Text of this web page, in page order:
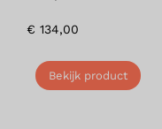
€ 134,00
Bekijk product